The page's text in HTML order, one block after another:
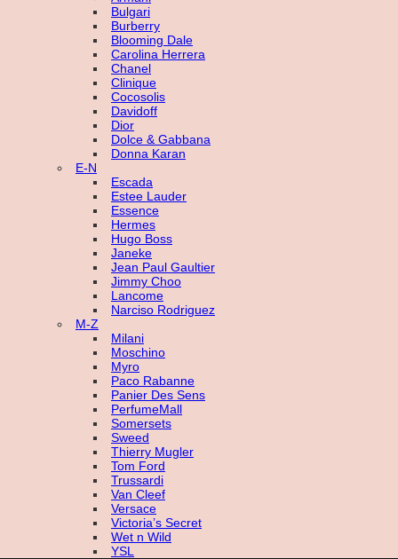
Bulgari
Burberry
Blooming Dale
Carolina Herrera
Chanel
Clinique
Cocosolis
Davidoff
Dior
Dolce & Gabbana
Donna Karan
E-N
Escada
Estee Lauder
Essence
Hermes
Hugo Boss
Janeke
Jean Paul Gaultier
Jimmy Choo
Lancome
Narciso Rodriguez
M-Z
Milani
Moschino
Myro
Paco Rabanne
Panier Des Sens
PerfumeMall
Somersets
Sweed
Thierry Mugler
Tom Ford
Trussardi
Van Cleef
Versace
Victoria’s Secret
Wet n Wild
YSL